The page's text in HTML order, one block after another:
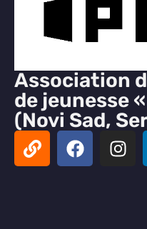
Association
de jeunesse
(Novi Sad,